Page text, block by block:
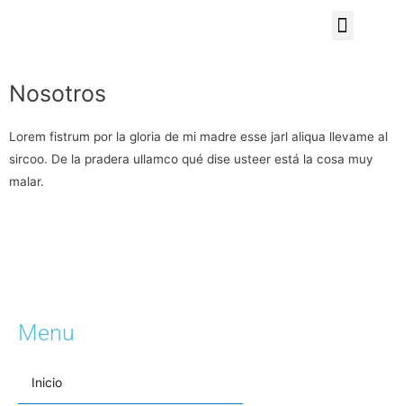
Nosotros
Lorem fistrum por la gloria de mi madre esse jarl aliqua llevame al
sircoo. De la pradera ullamco qué dise usteer está la cosa muy
malar.
Menu
Inicio